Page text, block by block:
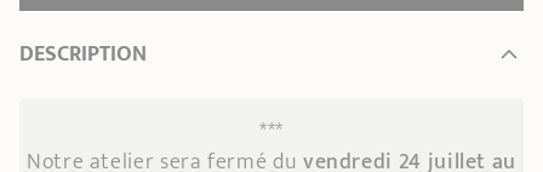
DESCRIPTION
***
Notre atelier sera fermé du vendredi 24 juillet au